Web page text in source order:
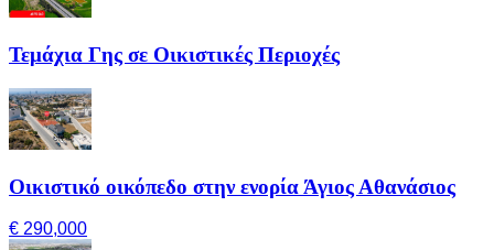
Τεμάχια Γης σε Οικιστικές Περιοχές
Οικιστικό οικόπεδο στην ενορία Άγιος Αθανάσιος
€ 290,000